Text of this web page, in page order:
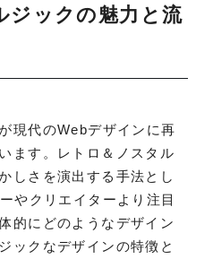
ジックの魅力と流
現代のWebデザインに再
ます。レトロ＆ノスタル
しさを演出する手法とし
やクリエイターより注目
的にどのようなデザイン
ックなデザインの特徴と